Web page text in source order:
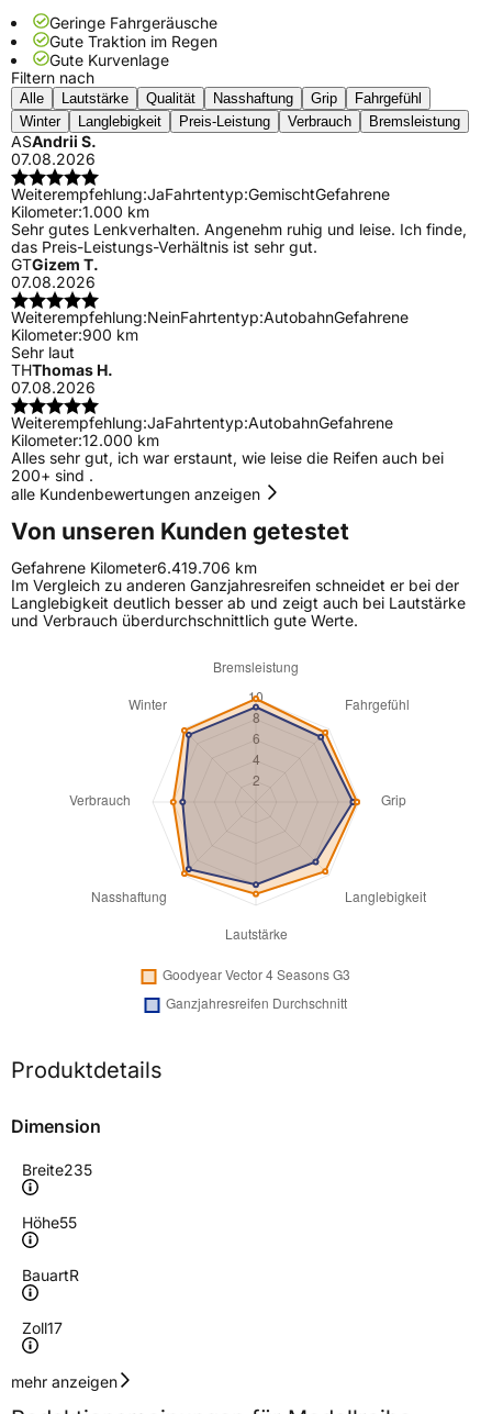
Geringe Fahrgeräusche
Gute Traktion im Regen
Gute Kurvenlage
Filtern nach
Alle Lautstärke Qualität Nasshaftung Grip
Fahrgefühl
Winter
Langlebigkeit Preis-Leistung Verbrauch Bremsleistung
ASAndrii S.
07.08.2026
Weiterempfehlung:JaFahrtentyp:GemischtGefahrene
Kilometer:1.000 km
Sehr gutes Lenkverhalten. Angenehm ruhig und leise. Ich finde,
das Preis-Leistungs-Verhältnis ist sehr gut.
GTGizem T.
07.08.2026
Weiterempfehlung:NeinFahrtentyp:AutobahnGefahrene
Kilometer:900 km
Sehr laut
THThomas H.
07.08.2026
Weiterempfehlung:JaFahrtentyp:AutobahnGefahrene
Kilometer:12.000 km
Alles sehr gut, ich war erstaunt, wie leise die Reifen auch bei
200+ sind .
alle Kundenbewertungen anzeigen
Von unseren Kunden getestet
Gefahrene Kilometer6.419.706 km
Im Vergleich zu anderen Ganzjahresreifen schneidet er bei der
Langlebigkeit deutlich besser ab und zeigt auch bei Lautstärke
und Verbrauch überdurchschnittlich gute Werte.
Produktdetails
Dimension
Breite235
Höhe55
BauartR
Zoll17
Geschwindigkeitsindex
mehr anzeigen